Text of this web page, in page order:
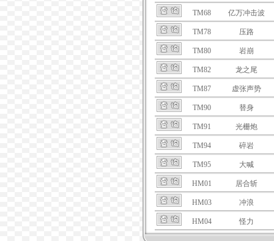
TM68 亿万冲击波
TM78 压路
TM80 岩崩
TM82 龙之尾
TM87 虚张声势
TM90 替身
TM91 光栅炮
TM94 碎岩
TM95 大喊
HM01 居合斩
HM03 冲浪
HM04 怪力